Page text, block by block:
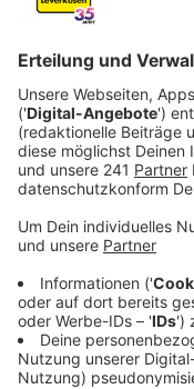
Anzeige
Wer über die
benötigt, kann
stehen die
an Feiertagen
kassenärztliche
die Uhr unter der